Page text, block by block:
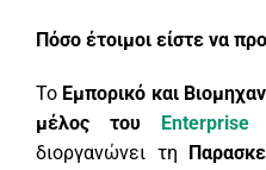
Πόσο έτοιμοι είστε να
Το Εμπορικό και
μέλος του
διοργανώνει τη